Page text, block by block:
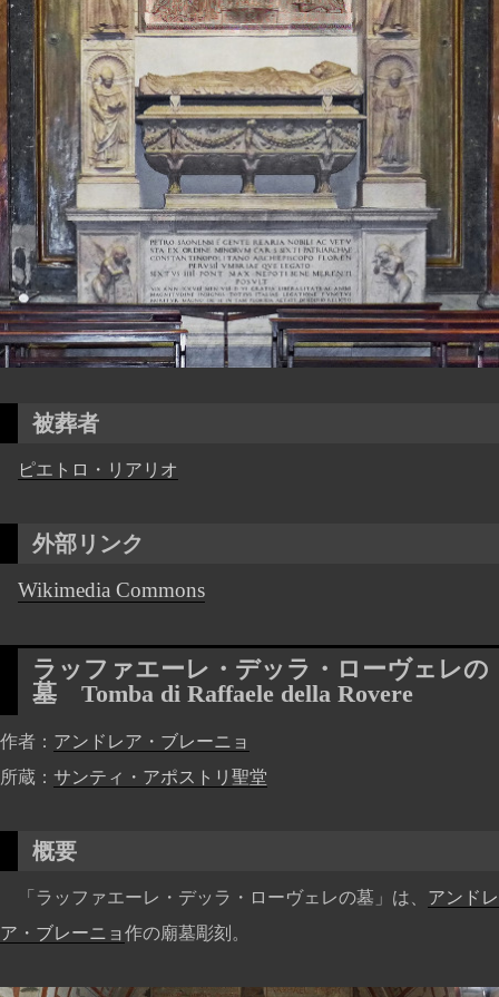
被葬者
ピエトロ・リアリオ
外部リンク
Wikimedia Commons
ラッファエーレ・デッラ・ローヴェレの
墓 Tomba di Raffaele della Rovere
作者
アンドレア・ブレーニョ
所蔵
サンティ・アポストリ聖堂
概要
「ラッファエーレ・デッラ・ローヴェレの墓」は、 アンドレ
ア・ブレーニョ作の廟墓彫刻。